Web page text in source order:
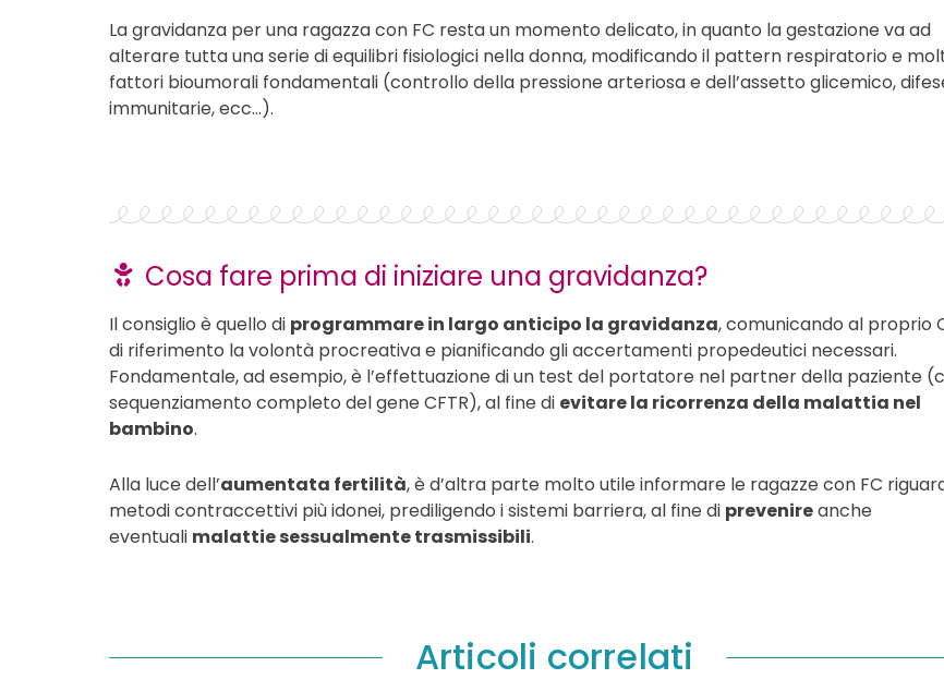
La gravidanza per una ragazza con FC resta un momento delicato, in quanto la gestazione va ad
alterare tutta una serie di equilibri fisiologici nella donna, modificando il pattern respiratorio e
fattori bioumorali fondamentali (controllo della pressione arteriosa e dell’assetto glicemico,
immunitarie, ecc…).
Cosa fare prima di iniziare una gravidanza?
Il consiglio è quello di programmare in largo anticipo la gravidanza, comunicando al proprio
di riferimento la volontà procreativa e pianificando gli accertamenti propedeutici necessari.
Fondamentale, ad esempio, è l’effettuazione di un test del portatore nel partner della paziente
sequenziamento completo del gene CFTR), al fine di evitare la ricorrenza della malattia nel
bambino.
Alla luce dell’aumentata fertilità, è d’altra parte molto utile informare le ragazze con FC
metodi contraccettivi più idonei, prediligendo i sistemi barriera, al fine di prevenireanche
eventuali malattie sessualmente trasmissibili.
Articoli correlati